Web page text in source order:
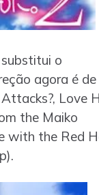
o
agora é de
Love
the Maiko
with the Red